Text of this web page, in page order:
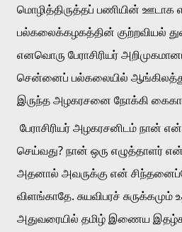
மொழித்திருத்தப் பணியின்
பல்கலைக்கழகத்தின் குற்றவியல்
எனவொரு பேராசிரியர்
சென்னைப் பல்கலையில்
இருந்த அழகரசனை நோக்கி
செய்வது? நான் ஒரு எழுத்தாளர்
அதனால் அவருக்கு என்
விளங்காதே. சுயவிபரச்
அதுவரையில் தமிழ் இணைய